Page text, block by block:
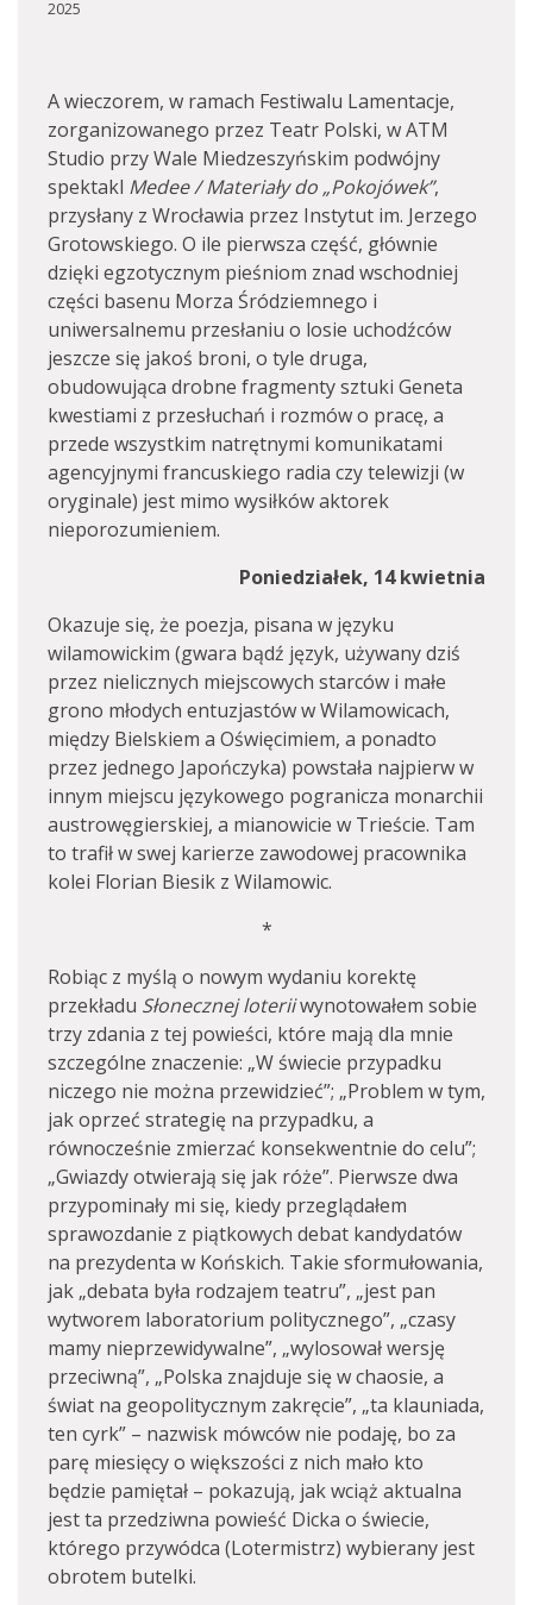
2025
A wieczorem, w ramach Festiwalu Lamentacje,
zorganizowanego przez Teatr Polski, w ATM
Studio przy Wale Miedzeszyńskim podwójny
spektakl Medee / Materiały do „Pokojówek”,
przysłany z Wrocławia przez Instytut im. Jerzego
Grotowskiego. O ile pierwsza część, głównie
dzięki egzotycznym pieśniom znad wschodniej
części basenu Morza Śródziemnego i
uniwersalnemu przesłaniu o losie uchodźców
jeszcze się jakoś broni, o tyle druga,
obudowująca drobne fragmenty sztuki Geneta
kwestiami z przesłuchań i rozmów o pracę, a
przede wszystkim natrętnymi komunikatami
agencyjnymi francuskiego radia czy telewizji (w
oryginale) jest mimo wysiłków aktorek
nieporozumieniem.
Poniedziałek, 14 kwietnia
Okazuje się, że poezja, pisana w języku
wilamowickim (gwara bądź język, używany dziś
przez nielicznych miejscowych starców i małe
grono młodych entuzjastów w Wilamowicach,
między Bielskiem a Oświęcimiem, a ponadto
przez jednego Japończyka) powstała najpierw w
innym miejscu językowego pogranicza monarchii
austrowęgierskiej, a mianowicie w Trieście. Tam
to trafił w swej karierze zawodowej pracownika
kolei Florian Biesik z Wilamowic.
*
Robiąc z myślą o nowym wydaniu korektę
przekładu Słonecznej loteriiwynotowałem sobie
trzy zdania z tej powieści, które mają dla mnie
szczególne znaczenie: „W świecie przypadku
niczego nie można przewidzieć”; „Problem w tym,
jak oprzeć strategię na przypadku, a
równocześnie zmierzać konsekwentnie do celu”;
„Gwiazdy otwierają się jak róże”. Pierwsze dwa
przypominały mi się, kiedy przeglądałem
sprawozdanie z piątkowych debat kandydatów
na prezydenta w Końskich. Takie sformułowania,
jak „debata była rodzajem teatru”, „jest pan
wytworem laboratorium politycznego”, „czasy
mamy nieprzewidywalne”, „wylosował wersję
przeciwną”, „Polska znajduje się w chaosie, a
świat na geopolitycznym zakręcie”, „ta klauniada,
ten cyrk” – nazwisk mówców nie podaję, bo za
parę miesięcy o większości z nich mało kto
będzie pamiętał – pokazują, jak wciąż aktualna
jest ta przedziwna powieść Dicka o świecie,
którego przywódca (Lotermistrz) wybierany jest
obrotem butelki.